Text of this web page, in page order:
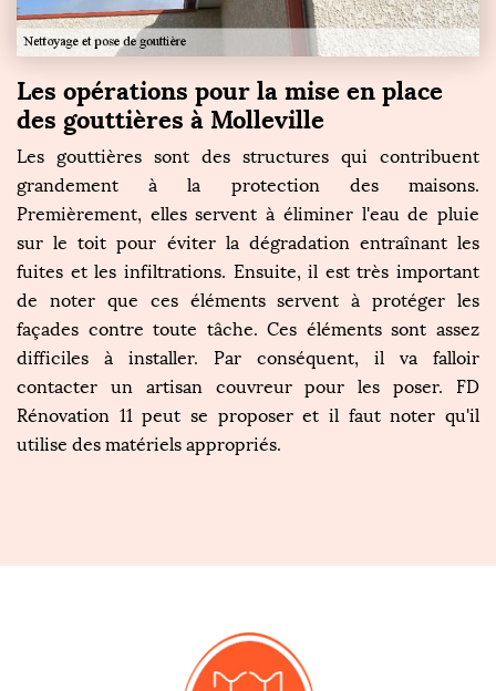
Les opérations pour la mise en place
des gouttières à Molleville
Les gouttières sont des structures qui contribuent
grandement à la protection des maisons.
Premièrement, elles servent à éliminer l'eau de pluie
sur le toit pour éviter la dégradation entraînant les
fuites et les infiltrations. Ensuite, il est très important
de noter que ces éléments servent à protéger les
façades contre toute tâche. Ces éléments sont assez
difficiles à installer. Par conséquent, il va falloir
contacter un artisan couvreur pour les poser. FD
Rénovation 11 peut se proposer et il faut noter qu'il
utilise des matériels appropriés.